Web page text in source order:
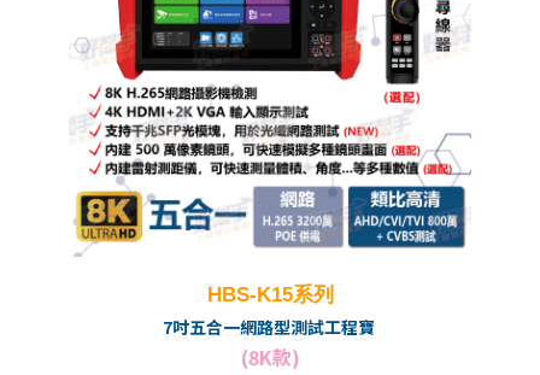
HBS-K15系列
7吋五合一網路型測試工程寶
(8K款)